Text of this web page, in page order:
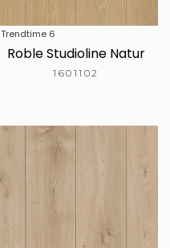
Trendtime 6
Roble Studioline Natur
1601102